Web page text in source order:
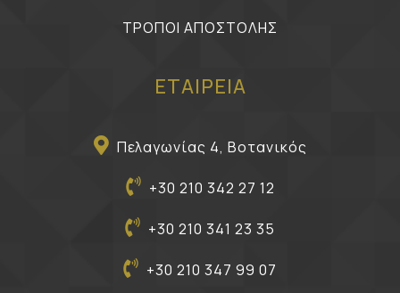
ΤΡΟΠΟΙ ΑΠΟΣΤΟΛΗΣ
ΕΤΑΙΡΕΙΑ
Πελαγωνίας 4, Βοτανικός
+30 210 342 27 12
+30 210 341 23 35
+30 210 347 99 07